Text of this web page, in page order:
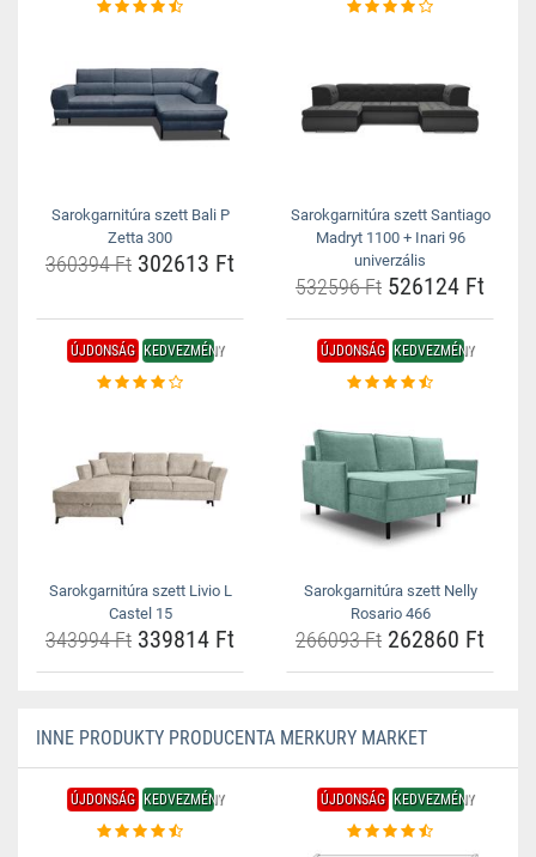
Sarokgarnitúra szett Bali P
Zetta 300
360394 Ft 302613 Ft
Sarokgarnitúra szett Santiago
Madryt 1100 + Inari 96
univerzális
532596 Ft 526124 Ft
ÚJDONSÁG KEDVEZMÉNY
Sarokgarnitúra szett Livio L
Castel 15
343994 Ft 339814 Ft
ÚJDONSÁG KEDVEZMÉNY
Sarokgarnitúra szett Nelly
Rosario 466
266093 Ft 262860 Ft
INNE PRODUKTY PRODUCENTA MERKURY MARKET
ÚJDONSÁG KEDVEZMÉNY ÚJDONSÁG KEDVEZMÉNY